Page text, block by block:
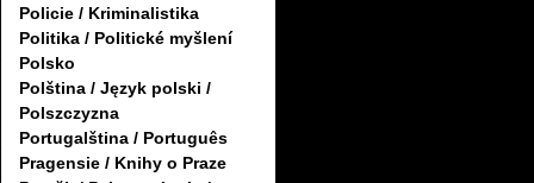
Policie / Kriminalistika
Politika / Politické myšlení
Polsko
Polština / Język polski /
Polszczyzna
Portugalština / Português
Pragensie / Knihy o Praze